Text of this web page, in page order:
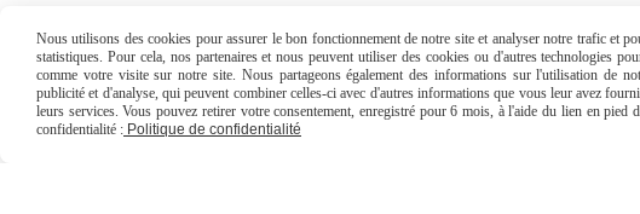
Se connecter / S'inscrire
Nous utilisons des cookies pour assurer le bon fonctionnement de notre site et analyser notre trafic et
statistiques. Pour cela, nos partenaires et nous peuvent utiliser des cookies ou d'autres technologies
comme votre visite sur notre site. Nous partageons également des informations sur l'utilisation de
publicité et d'analyse, qui peuvent combiner celles-ci avec d'autres informations que vous leur avez
leurs services. Vous pouvez retirer votre consentement, enregistré pour 6 mois, à l'aide du lien en
confidentialité : Politique de confidentialité